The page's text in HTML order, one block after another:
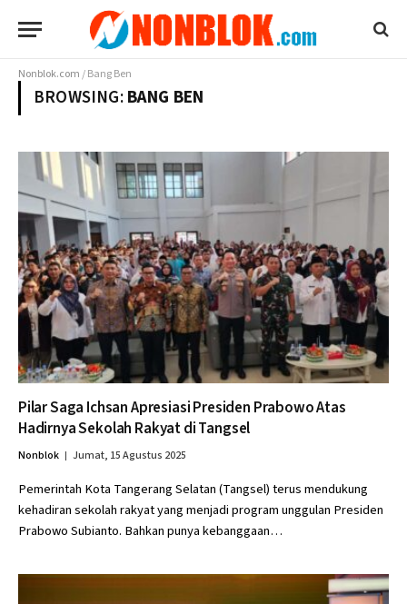
Nonblok.com/Bang Ben
BROWSING:BANG BEN
Pilar Saga Ichsan Apresiasi Presiden Prabowo Atas
Hadirnya Sekolah Rakyat di Tangsel
Nonblok Jumat, 15 Agustus 2025
Pemerintah Kota Tangerang Selatan (Tangsel) terus mendukung
kehadiran sekolah rakyat yang menjadi program unggulan Presiden
Prabowo Subianto. Bahkan punya kebanggaan…